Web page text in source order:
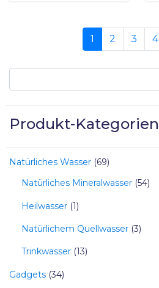
Produkt-Kategorien
Natürliches Wasser 69
Natürliches Mineralwasser 54
Heilwasser 1
Natürlichem Quellwasser 3
Trinkwasser 13
Gadgets 34
1 2 3 4